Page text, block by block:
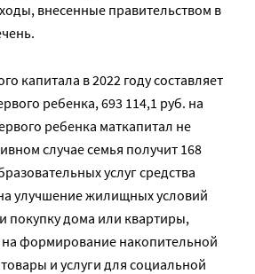
внесенные правительством в
капитала в 2022 году составляет
ребенка, 693 114,1 руб. на
ребенка маткапитал не
случае семья получит 168
услуг средства
улучшение жилищных условий
покупку дома или квартиры,
на формирование накопительной
и услуги для социальной